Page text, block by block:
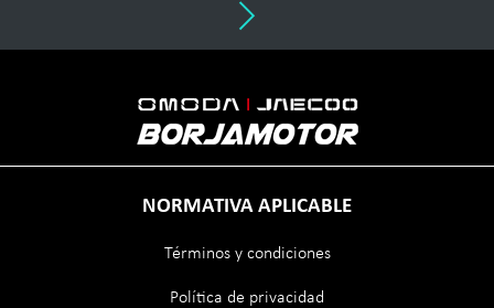
NORMATIVA APLICABLE
Términos y condiciones
Política de privacidad